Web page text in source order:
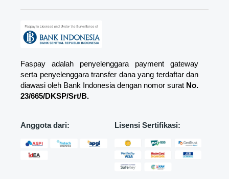
Faspay adalah penyelenggara payment gateway
serta penyelenggara transfer dana yang terdaftar dan
diawasi oleh Bank Indonesia dengan nomor surat No.
23/665/DKSP/Srt/B.
Anggota dari: Lisensi Sertifikasi: